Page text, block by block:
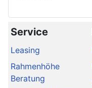
Service
Leasing
Rahmenhöhe
Beratung